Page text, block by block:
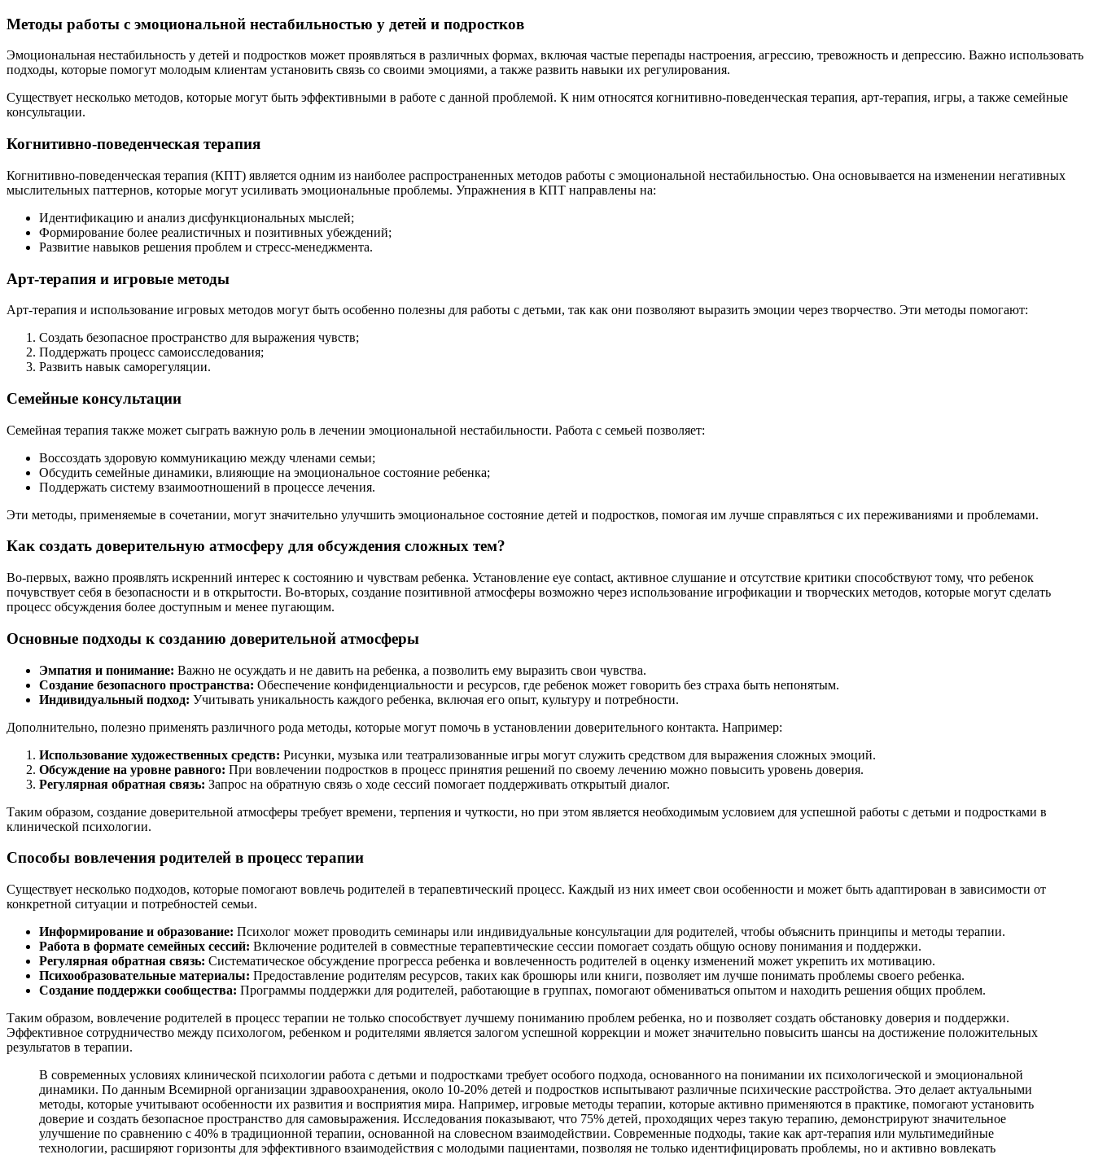
Методы работы с эмоциональной нестабильностью у детей и подростков
Эмоциональная нестабильность у детей и подростков может проявляться в различных формах, включая частые перепады настроения, агрессию, тревожность и депрессию. Важно использовать
подходы, которые помогут молодым клиентам установить связь со своими эмоциями, а также развить навыки их регулирования.
Существует несколько методов, которые могут быть эффективными в работе с данной проблемой. К ним относятся когнитивно-поведенческая терапия, арт-терапия, игры, а также семейные
консультации.
Когнитивно-поведенческая терапия
Когнитивно-поведенческая терапия (КПТ) является одним из наиболее распространенных методов работы с эмоциональной нестабильностью. Она основывается на изменении негативных
мыслительных паттернов, которые могут усиливать эмоциональные проблемы. Упражнения в КПТ направлены на:
Идентификацию и анализ дисфункциональных мыслей;
Формирование более реалистичных и позитивных убеждений;
Развитие навыков решения проблем и стресс-менеджмента.
Арт-терапия и игровые методы
Арт-терапия и использование игровых методов могут быть особенно полезны для работы с детьми, так как они позволяют выразить эмоции через творчество. Эти методы помогают:
Создать безопасное пространство для выражения чувств;
Поддержать процесс самоисследования;
Развить навык саморегуляции.
Семейные консультации
Семейная терапия также может сыграть важную роль в лечении эмоциональной нестабильности. Работа с семьей позволяет:
Воссоздать здоровую коммуникацию между членами семьи;
Обсудить семейные динамики, влияющие на эмоциональное состояние ребенка;
Поддержать систему взаимоотношений в процессе лечения.
Эти методы, применяемые в сочетании, могут значительно улучшить эмоциональное состояние детей и подростков, помогая им лучше справляться с их переживаниями и проблемами.
Как создать доверительную атмосферу для обсуждения сложных тем?
Во-первых, важно проявлять искренний интерес к состоянию и чувствам ребенка. Установление eye contact, активное слушание и отсутствие критики способствуют тому, что ребенок
почувствует себя в безопасности и в открытости. Во-вторых, создание позитивной атмосферы возможно через использование игрофикации и творческих методов, которые могут сделать
процесс обсуждения более доступным и менее пугающим.
Основные подходы к созданию доверительной атмосферы
Эмпатия и понимание: Важно не осуждать и не давить на ребенка, а позволить ему выразить свои чувства.
Создание безопасного пространства: Обеспечение конфиденциальности и ресурсов, где ребенок может говорить без страха быть непонятым.
Индивидуальный подход: Учитывать уникальность каждого ребенка, включая его опыт, культуру и потребности.
Дополнительно, полезно применять различного рода методы, которые могут помочь в установлении доверительного контакта. Например:
Использование художественных средств: Рисунки, музыка или театрализованные игры могут служить средством для выражения сложных эмоций.
Обсуждение на уровне равного: При вовлечении подростков в процесс принятия решений по своему лечению можно повысить уровень доверия.
Регулярная обратная связь: Запрос на обратную связь о ходе сессий помогает поддерживать открытый диалог.
Таким образом, создание доверительной атмосферы требует времени, терпения и чуткости, но при этом является необходимым условием для успешной работы с детьми и подростками в
клинической психологии.
Способы вовлечения родителей в процесс терапии
Существует несколько подходов, которые помогают вовлечь родителей в терапевтический процесс. Каждый из них имеет свои особенности и может быть адаптирован в зависимости от
конкретной ситуации и потребностей семьи.
Информирование и образование: Психолог может проводить семинары или индивидуальные консультации для родителей, чтобы объяснить принципы и методы терапии.
Работа в формате семейных сессий: Включение родителей в совместные терапевтические сессии помогает создать общую основу понимания и поддержки.
Регулярная обратная связь: Систематическое обсуждение прогресса ребенка и вовлеченность родителей в оценку изменений может укрепить их мотивацию.
Психообразовательные материалы: Предоставление родителям ресурсов, таких как брошюры или книги, позволяет им лучше понимать проблемы своего ребенка.
Создание поддержки сообщества: Программы поддержки для родителей, работающие в группах, помогают обмениваться опытом и находить решения общих проблем.
Таким образом, вовлечение родителей в процесс терапии не только способствует лучшему пониманию проблем ребенка, но и позволяет создать обстановку доверия и поддержки.
Эффективное сотрудничество между психологом, ребенком и родителями является залогом успешной коррекции и может значительно повысить шансы на достижение положительных
результатов в терапии.
В современных условиях клинической психологии работа с детьми и подростками требует особого подхода, основанного на понимании их психологической и эмоциональной
динамики. По данным Всемирной организации здравоохранения, около 10-20% детей и подростков испытывают различные психические расстройства. Это делает актуальными
методы, которые учитывают особенности их развития и восприятия мира. Например, игровые методы терапии, которые активно применяются в практике, помогают установить
доверие и создать безопасное пространство для самовыражения. Исследования показывают, что 75% детей, проходящих через такую терапию, демонстрируют значительное
улучшение по сравнению с 40% в традиционной терапии, основанной на словесном взаимодействии. Современные подходы, такие как арт-терапия или мультимедийные
технологии, расширяют горизонты для эффективного взаимодействия с молодыми пациентами, позволяя не только идентифицировать проблемы, но и активно вовлекать